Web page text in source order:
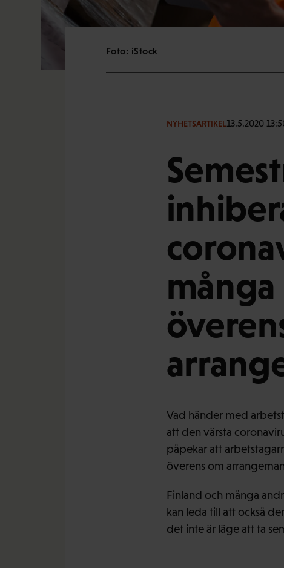
Foto: iStock
NYHETSARTIKEL13.5.2020
Vad händer med
att den värsta
påpekar att
överens om
Finland och många
kan leda till att också
det inte är läge att ta